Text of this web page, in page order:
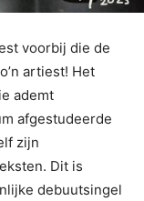
voorbij die de
artiest! Het
ademt
afgestudeerde
zijn
Dit is
debuutsingel